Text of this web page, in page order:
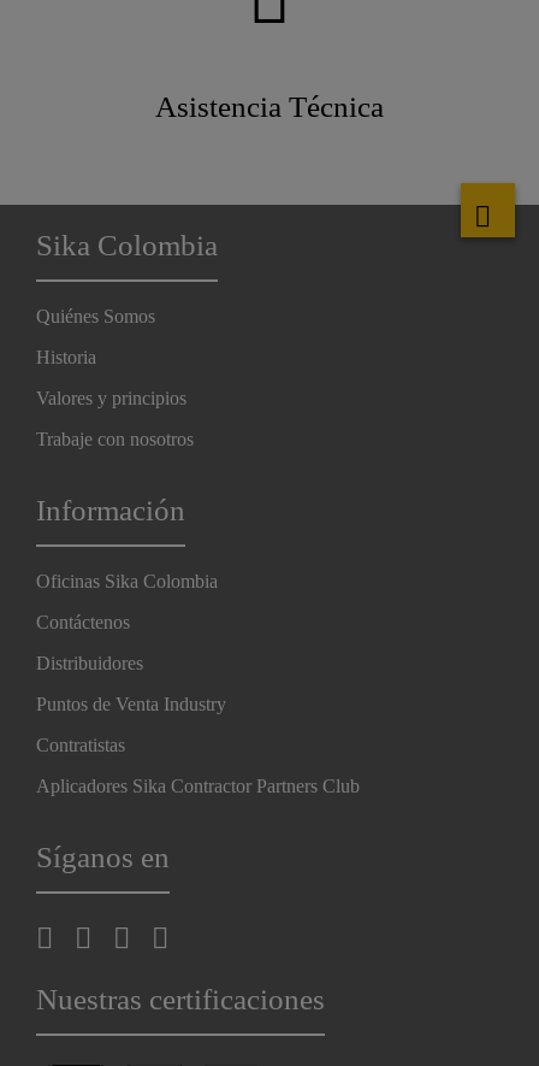
Asistencia Técnica
Sika Colombia
Quiénes Somos
Historia
Valores y principios
Trabaje con nosotros
Información
Oficinas Sika Colombia
Contáctenos
Distribuidores
Puntos de Venta Industry
Contratistas
Aplicadores Sika Contractor Partners Club
Síganos en
Nuestras certificaciones